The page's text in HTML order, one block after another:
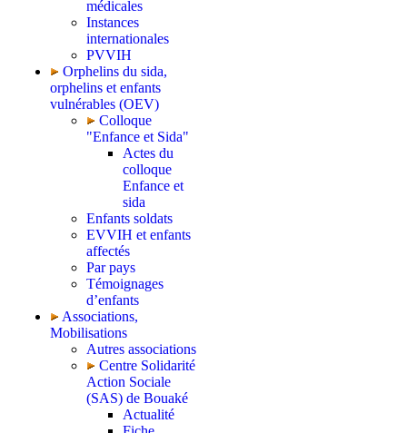
médicales
Instances
internationales
PVVIH
Orphelins du sida,
orphelins et enfants
vulnérables (OEV)
Colloque
"Enfance et Sida"
Actes du
colloque
Enfance et
sida
Enfants soldats
EVVIH et enfants
affectés
Par pays
Témoignages
d’enfants
Associations,
Mobilisations
Autres associations
Centre Solidarité
Action Sociale
(SAS) de Bouaké
Actualité